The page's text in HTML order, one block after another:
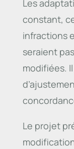
Les
constant,
infractions
seraient
modifiées.
Le projet